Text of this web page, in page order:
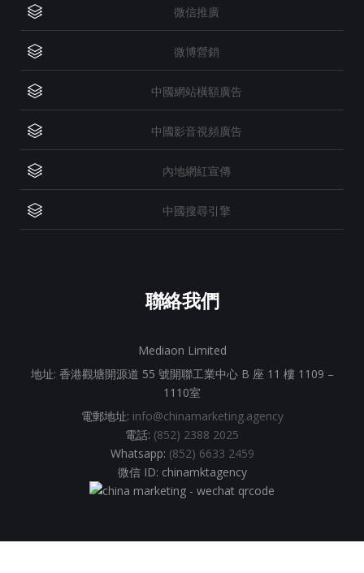
微信推廣
微博營銷
中國網站橫額廣告
中國影音視頻廣告
內地網紅宣傳
中國搜尋引擎
聯絡我們
Mediaon Limited
地址: 香港觀塘開源道 55 號開聯工業中心 B 座 11 樓 1109 –
1110室
電郵地址: info@chinamarketing.agency
電話: (852) 2388 2025
Whatsapp: (852) 6633 2459
微信 ID: chinamktagency